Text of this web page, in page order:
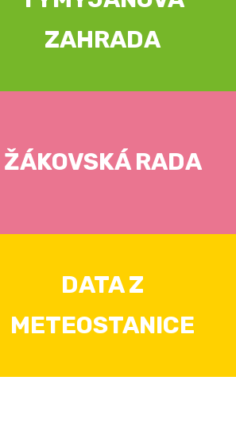
ZAHRADA
ŽÁKOVSKÁ RADA
DATA Z
METEOSTANICE